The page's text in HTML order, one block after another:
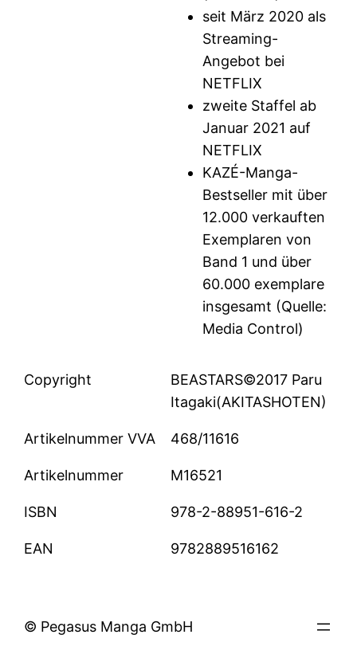
seit März 2020 als
Streaming-
Angebot bei
NETFLIX
zweite Staffel ab
Januar 2021 auf
NETFLIX
KAZÉ-Manga-
Bestseller mit über
12.000 verkauften
Exemplaren von
Band 1 und über
60.000 exemplare
insgesamt (Quelle:
Media Control)
Copyright
BEASTARS©2017 Paru
Itagaki(AKITASHOTEN)
Artikelnummer VVA 468/11616
Artikelnummer M16521
ISBN 978-2-88951-616-2
EAN 9782889516162
© Pegasus Manga GmbH